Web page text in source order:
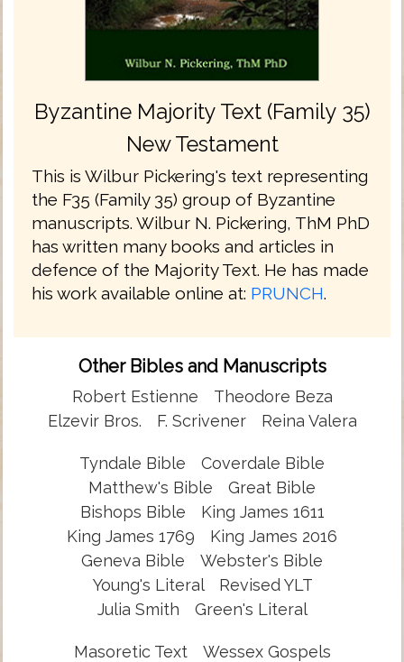
Byzantine Majority Text (Family 35)
New Testament
This is Wilbur Pickering's text representing
the F35 (Family 35) group of Byzantine
manuscripts. Wilbur N. Pickering, ThM PhD
has written many books and articles in
defence of the Majority Text. He has made
his work available online at: PRUNCH.
Other Bibles and Manuscripts
Robert Estienne
Theodore Beza
Elzevir Bros.
F. Scrivener Reina Valera
Tyndale Bible
Coverdale Bible
Matthew's Bible
Great Bible
Bishops Bible
King James 1611
King James 1769
King James 2016
Geneva Bible
Webster's Bible
Young's Literal
Revised YLT
Julia Smith
Green's Literal
Masoretic Text
Wessex Gospels